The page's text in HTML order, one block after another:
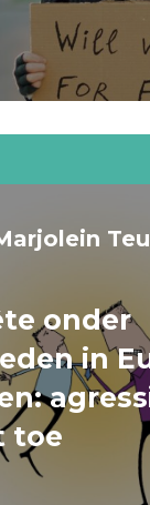
onder
in
toe